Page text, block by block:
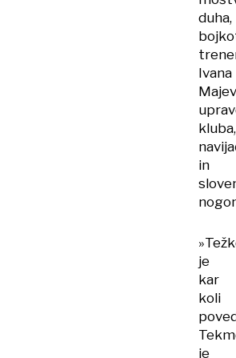
duha,
Ivana
kluba,
in
je
kar
koli
je